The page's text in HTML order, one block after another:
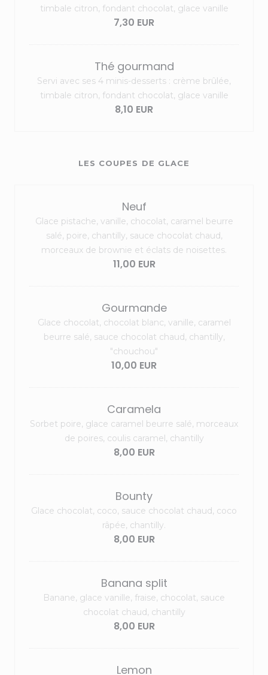
timbale citron, fondant chocolat, glace vanille
7,30 EUR
Thé gourmand
Servi avec ses 4 minis-desserts : crème brûlée,
timbale citron, fondant chocolat, glace vanille
8,10 EUR
LES COUPES DE GLACE
Neuf
Glace pistache, vanille, chocolat, caramel beurre
salé, poire, chantilly, sauce chocolat chaud,
morceaux de brownie et éclats de noisettes.
11,00 EUR
Gourmande
Glace chocolat, chocolat blanc, vanille, caramel
beurre salé, sauce chocolat chaud, chantilly,
"chouchou"
10,00 EUR
Caramela
Sorbet poire, glace caramel beurre salé, morceaux
de poires, coulis caramel, chantilly
8,00 EUR
Bounty
Glace chocolat, coco, sauce chocolat chaud, coco
râpée, chantilly.
8,00 EUR
Banana split
Banane, glace vanille, fraise, chocolat, sauce
chocolat chaud, chantilly
8,00 EUR
Lemon